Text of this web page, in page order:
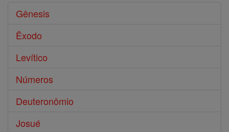
Gênesis
Êxodo
Levítico
Números
Deuteronômio
Josué